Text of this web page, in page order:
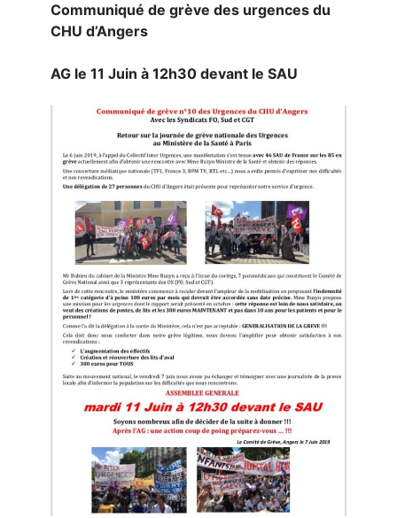
Communiqué de grève des urgences du
CHU d’Angers
AG le 11 Juin à 12h30 devant le SAU